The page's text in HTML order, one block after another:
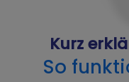
Kurz
So